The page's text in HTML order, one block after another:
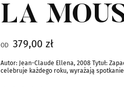
LA
OD 379,00 zł
Autor: Jean-Claude Ellena, 2008 Tytuł:
celebruje każdego roku, wyrażają